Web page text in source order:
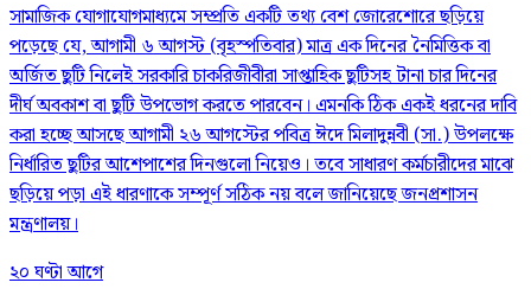
সামাজিক যোগাযোগমাধ্যমে সম্প্রতি একটি তথ্য বেশ জোরেশোরে ছড়িয়ে
পড়েছে যে, আগামী ৬ আগস্ট (বৃহস্পতিবার) মাত্র এক দিনের নৈমিত্তিক বা
অর্জিত ছুটি নিলেই সরকারি চাকরিজীবীরা সাপ্তাহিক ছুটিসহ টানা চার দিনের
দীর্ঘ অবকাশ বা ছুটি উপভোগ করতে পারবেন। এমনকি ঠিক একই ধরনের দাবি
করা হচ্ছে আসছে আগামী ২৬ আগস্টের পবিত্র ঈদে মিলাদুন্নবী (সা.) উপলক্ষে
নির্ধারিত ছুটির আশেপাশের দিনগুলো নিয়েও। তবে সাধারণ কর্মচারীদের মাঝে
ছড়িয়ে পড়া এই ধারণাকে সম্পূর্ণ সঠিক নয় বলে জানিয়েছে জনপ্রশাসন
মন্ত্রণালয়।
২০ ঘণ্টা আগে